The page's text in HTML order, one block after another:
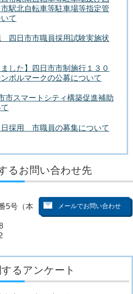
駅北自転車等駐車場等指定管
て
四日市市職員採用試験実施状
ました】四日市市制施行１３０
ボルマークの公募について
市スマートシティ構築促進補助
日採用 市職員の募集について
るお問い合わせ先
5号（本
るアンケート